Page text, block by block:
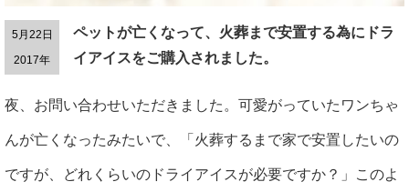
5月22日
2017年
ペットが亡くなって、火葬まで安置する為にドラ
イアイスをご購入されました。
夜、お問い合わせいただきました。可愛がっていたワンちゃ
んが亡くなったみたいで、「火葬するまで家で安置したいの
ですが、どれくらいのドライアイスが必要ですか？」このよ